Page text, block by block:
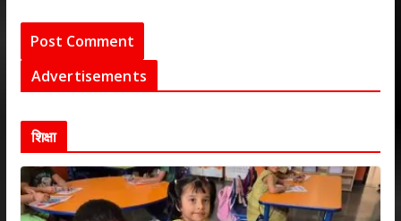
Advertisements
शिक्षा